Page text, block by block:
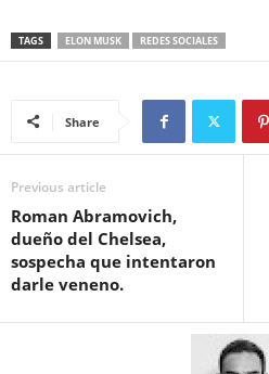
TAGS ELON MUSK REDES SOCIALES
Share
Previous article
Roman Abramovich,
dueño del Chelsea,
sospecha que intentaron
darle veneno.